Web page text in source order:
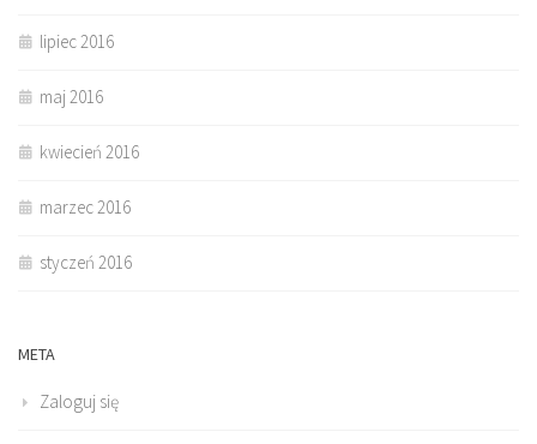
lipiec 2016
maj 2016
kwiecień 2016
marzec 2016
styczeń 2016
META
Zaloguj się